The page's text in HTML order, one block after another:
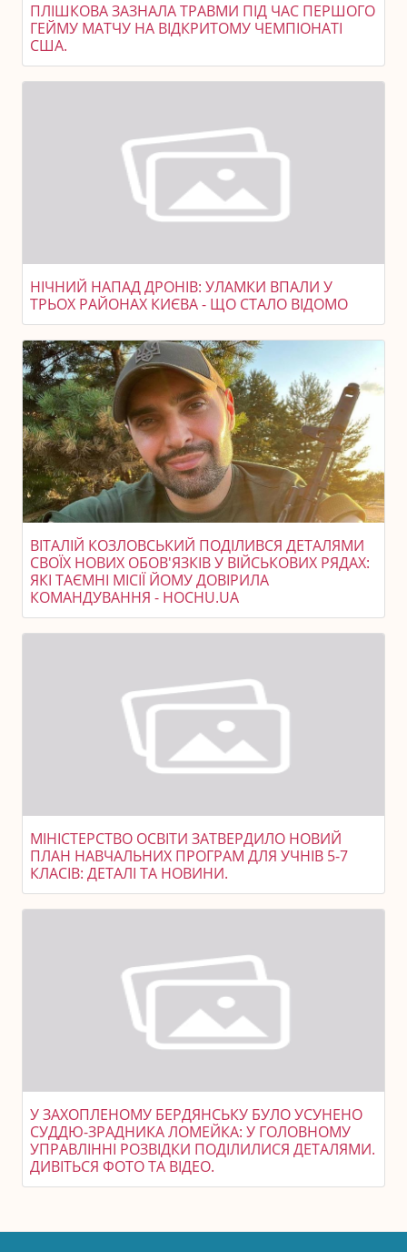
ПЛІШКОВА ЗАЗНАЛА ТРАВМИ ПІД ЧАС ПЕРШОГО
ГЕЙМУ МАТЧУ НА ВІДКРИТОМУ ЧЕМПІОНАТІ
США.
НІЧНИЙ НАПАД ДРОНІВ: УЛАМКИ ВПАЛИ У
ТРЬОХ РАЙОНАХ КИЄВА - ЩО СТАЛО ВІДОМО
ВІТАЛІЙ КОЗЛОВСЬКИЙ ПОДІЛИВСЯ ДЕТАЛЯМИ
СВОЇХ НОВИХ ОБОВ'ЯЗКІВ У ВІЙСЬКОВИХ РЯДАХ:
ЯКІ ТАЄМНІ МІСІЇ ЙОМУ ДОВІРИЛА
КОМАНДУВАННЯ - HOCHU.UA
МІНІСТЕРСТВО ОСВІТИ ЗАТВЕРДИЛО НОВИЙ
ПЛАН НАВЧАЛЬНИХ ПРОГРАМ ДЛЯ УЧНІВ 5-7
КЛАСІВ: ДЕТАЛІ ТА НОВИНИ.
У ЗАХОПЛЕНОМУ БЕРДЯНСЬКУ БУЛО УСУНЕНО
СУДДЮ-ЗРАДНИКА ЛОМЕЙКА: У ГОЛОВНОМУ
УПРАВЛІННІ РОЗВІДКИ ПОДІЛИЛИСЯ ДЕТАЛЯМИ.
ДИВІТЬСЯ ФОТО ТА ВІДЕО.